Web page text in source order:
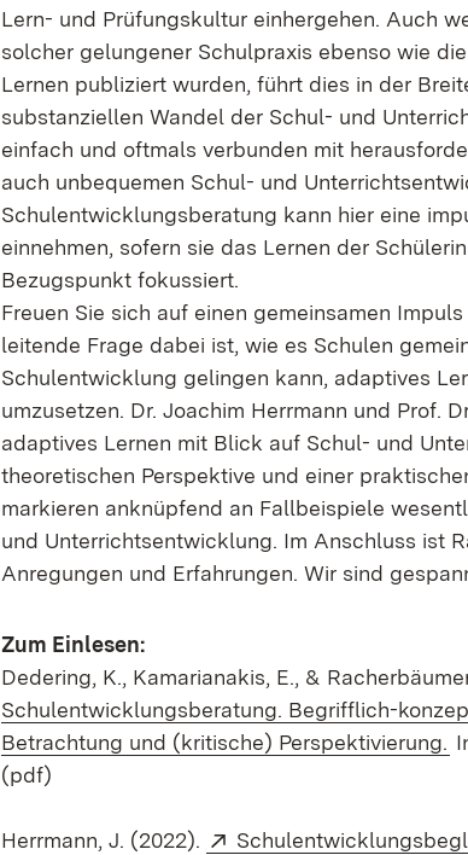
Lern- und Prüfungskultur einhergehen. Auch
solcher gelungener Schulpraxis ebenso wie
Lernen publiziert wurden, führt dies in der
substanziellen Wandel der Schul- und
einfach und oftmals verbunden mit
auch unbequemen Schul- und
Schulentwicklungsberatung kann hier eine
einnehmen, sofern sie das Lernen der
Bezugspunkt fokussiert.
Freuen Sie sich auf einen gemeinsamen
leitende Frage dabei ist, wie es Schulen
Schulentwicklung gelingen kann, adaptives
umzusetzen. Dr. Joachim Herrmann und Prof.
adaptives Lernen mit Blick auf Schul- und
theoretischen Perspektive und einer
markieren anknüpfend an Fallbeispiele
und Unterrichtsentwicklung. Im Anschluss ist
Anregungen und Erfahrungen. Wir sind
Zum Einlesen:
Dedering, K., Kamarianakis, E., &
Schulentwicklungsberatung. Begrifflich-
Betrachtung und (kritische) Perspektivierung.
(pdf)
Herrmann, J. (2022). Extern: